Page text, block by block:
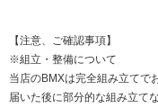
【注意、ご確認事項】
※組立・整備について
当店のBMXは完全組み立てで
届いた後に部分的な組み立て